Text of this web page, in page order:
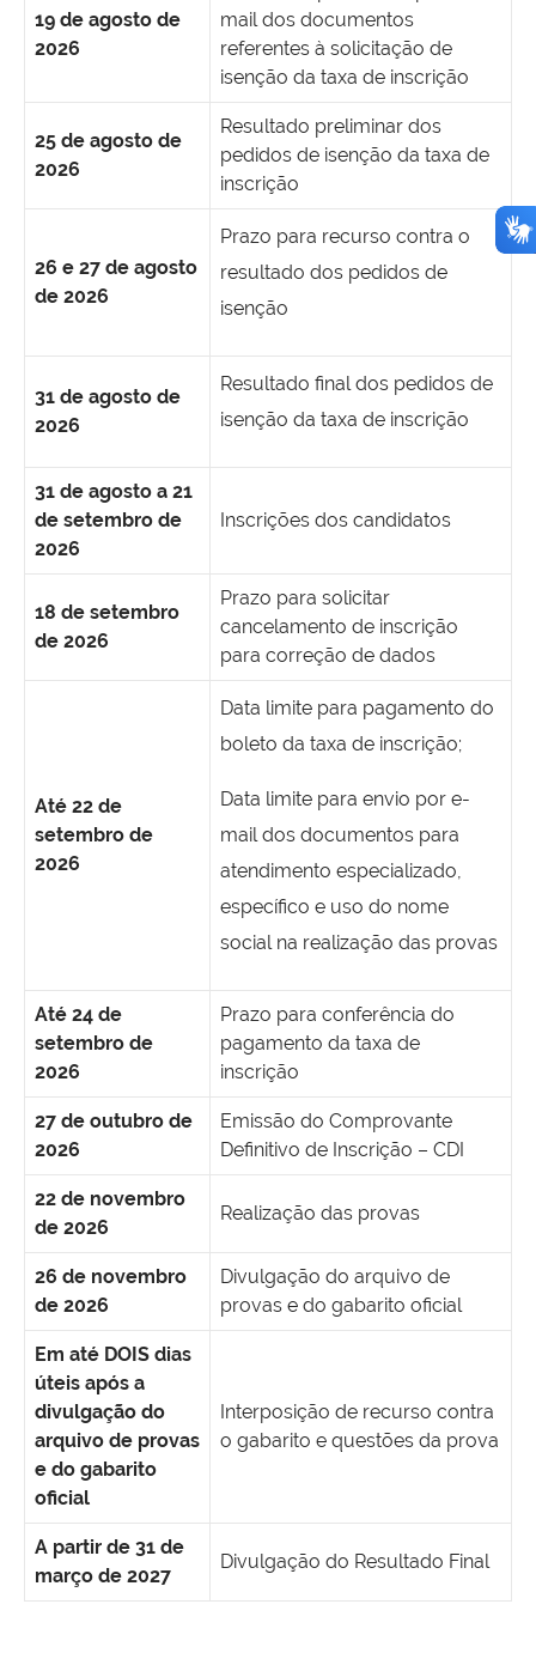
19 de agosto de
2026
mail dos documentos
referentes à solicitação de
isenção da taxa de inscrição
25 de agosto de
2026
Resultado preliminar dos
pedidos de isenção da taxa de
inscrição
26 e 27 de agosto
de 2026
Prazo para recurso contra o
resultado dos pedidos de
isenção
31 de agosto de
2026
Resultado final dos pedidos de
isenção da taxa de inscrição
31 de agosto a 21
de setembro de
2026
Inscrições dos candidatos
18 de setembro
de 2026
Prazo para solicitar
cancelamento de inscrição
para correção de dados
Até 22 de
setembro de
2026
Data limite para pagamento do
boleto da taxa de inscrição;
Data limite para envio por e-
mail dos documentos para
atendimento especializado,
específico e uso do nome
social na realização das provas
Até 24 de
setembro de
2026
Prazo para conferência do
pagamento da taxa de
inscrição
27 de outubro de
2026
Emissão do Comprovante
Definitivo de Inscrição – CDI
22 de novembro
de 2026
Realização das provas
26 de novembro
de 2026
Divulgação do arquivo de
provas e do gabarito oficial
Em até DOIS dias
úteis após a
divulgação do
arquivo de provas
e do gabarito
oficial
Interposição de recurso contra
o gabarito e questões da prova
A partir de 31 de
março de 2027
Divulgação do Resultado Final